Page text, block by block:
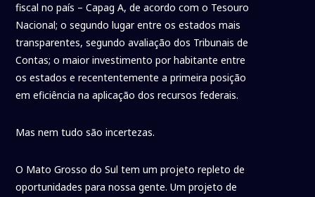
fiscal no país – Capag A, de acordo com o Tesouro
Nacional; o segundo lugar entre os estados mais
transparentes, segundo avaliação dos Tribunais de
Contas; o maior investimento por habitante entre
os estados e recententemente a primeira posição
em eficiência na aplicação dos recursos federais.
Mas nem tudo são incertezas.
O Mato Grosso do Sul tem um projeto repleto de
oportunidades para nossa gente. Um projeto de